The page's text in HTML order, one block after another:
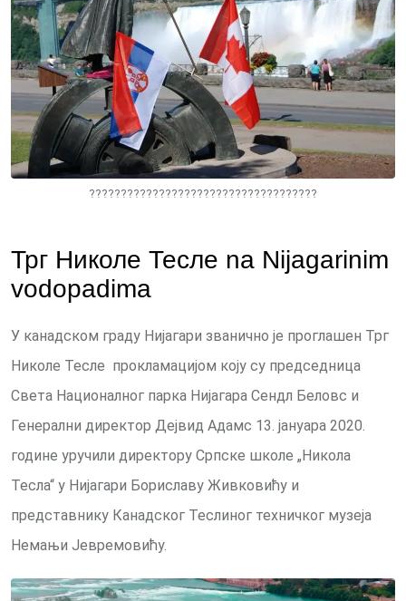
????????????????????????????????????
Трг Николе Тесле na Nijagarinim
vodopadima
У канадском граду Нијагари званично је проглашен Трг
Николе Тесле прокламацијом коју су председница
Света Националног парка Нијагара Сендл Беловс и
Генерални директор Дејвид Адамс 13. јануара 2020.
године уручили директору Српске школе „Никола
Тесла“ у Нијагари Бориславу Живковићу и
представнику Канадског Теслиног техничког музеја
Немањи Јевремовићу.